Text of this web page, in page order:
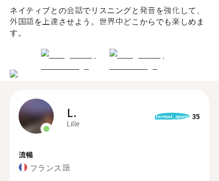
ネイティブとの会話でリスニングと発音を強化して、
外国語を上達させよう。世界中どこからでも楽しめま
す。
L.
Lille
format_quote 35
流暢
フランス語